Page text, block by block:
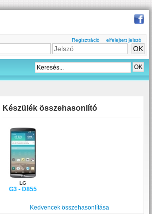
Regisztráció elfelejtett jelszó
Készülék összehasonlító
LG
G3 - D855
Kedvencek összehasonlítása